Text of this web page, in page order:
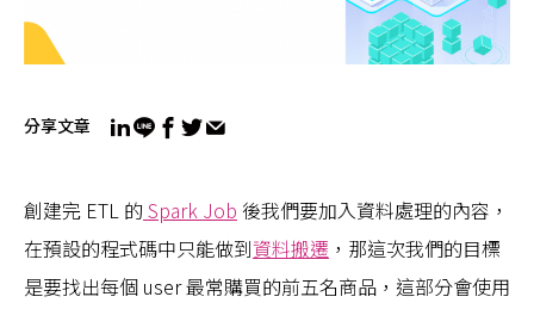
分享文章
創建完 ETL 的 Spark Job 後我們要加入資料處理的內容，
在預設的程式碼中只能做到資料搬遷 ，那這次我們的目標
是要找出每個 user 最常購買的前五名商品，這部分會使用